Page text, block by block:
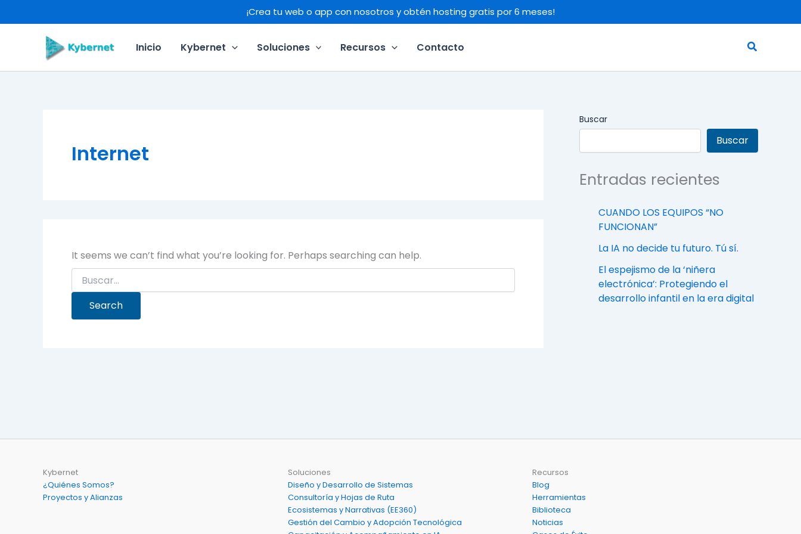
to
¡Crea tu web o app con nosotros y obtén hosting gratis por 6 meses!
Inicio Kybernet Soluciones Recursos Contacto Search
Internet
It seems we can’t find what you’re looking for. Perhaps searching can help.
Buscar
Buscar
Entradas recientes
CUANDO LOS EQUIPOS “NO
FUNCIONAN”
La IA no decide tu futuro. Tú sí.
El espejismo de la ‘niñera
electrónica’: Protegiendo el
desarrollo infantil en la era digital
Kybernet
¿Quiénes Somos?
Proyectos y Alianzas
Soluciones
Diseño y Desarrollo de Sistemas
Consultoría y Hojas de Ruta
Ecosistemas y Narrativas (EE360)
Gestión del Cambio y Adopción Tecnológica
Recursos
Blog
Herramientas
Biblioteca
Noticias